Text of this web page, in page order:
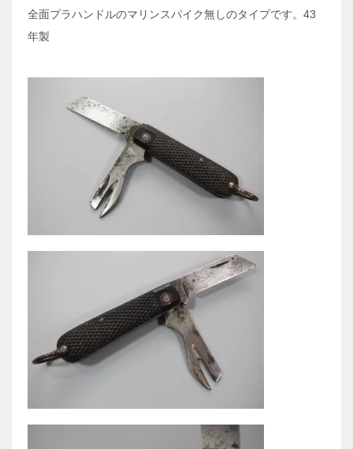
全面プラハンドルのマリンスパイク無しのタイプです。43
年製